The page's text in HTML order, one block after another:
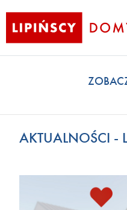
AKTUALNOŚCI -